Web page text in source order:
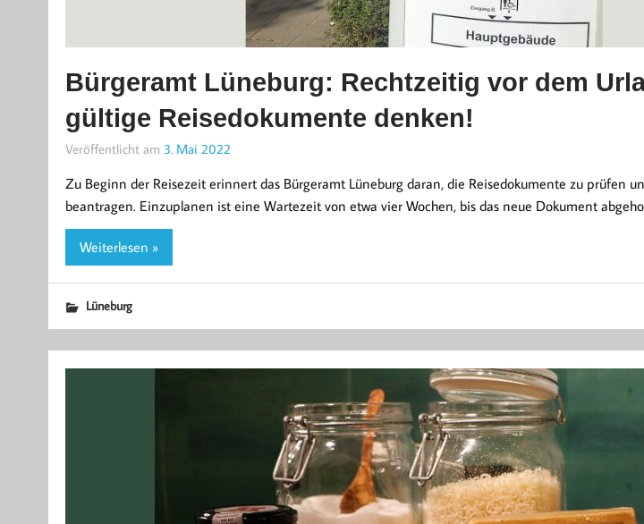
Bürgeramt Lüneburg: Rechtzeitig vor dem
gültige Reisedokumente denken!
Veröffentlicht am 3. Mai 2022
Zu Beginn der Reisezeit erinnert das Bürgeramt Lüneburg daran, die Reisedokumente zu prüfen
beantragen. Einzuplanen ist eine Wartezeit von etwa vier Wochen, bis das neue Dokument
Weiterlesen »
Lüneburg